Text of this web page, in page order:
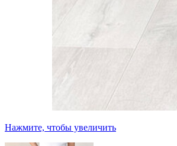
Нажмите, чтобы увеличить